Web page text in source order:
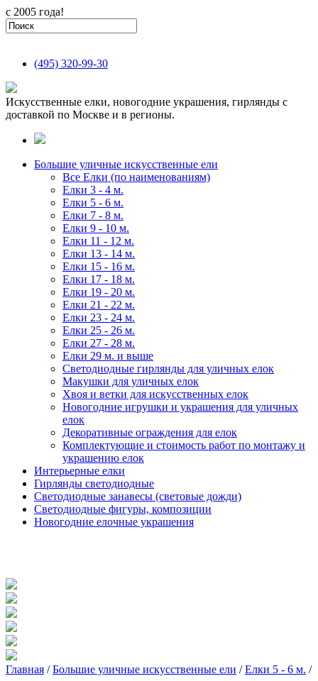
с 2005 года!
(495) 320-99-30
Искусственные елки, новогодние украшения, гирлянды с
доставкой по Москве и в регионы.
Большие уличные искусственные ели
Все Елки (по наименованиям)
Елки 3 - 4 м.
Елки 5 - 6 м.
Елки 7 - 8 м.
Елки 9 - 10 м.
Елки 11 - 12 м.
Елки 13 - 14 м.
Елки 15 - 16 м.
Елки 17 - 18 м.
Елки 19 - 20 м.
Елки 21 - 22 м.
Елки 23 - 24 м.
Елки 25 - 26 м.
Елки 27 - 28 м.
Елки 29 м. и выше
Светодиодные гирлянды для уличных елок
Макушки для уличных елок
Хвоя и ветки для искусственных елок
Новогодние игрушки и украшения для уличных
елок
Декоративные ограждения для елок
Комплектующие и стоимость работ по монтажу и
украшению елок
Интерьерные елки
Гирлянды светодиодные
Светодиодные занавесы (световые дожди)
Светодиодные фигуры, композиции
Новогодние елочные украшения
Главная / Большие уличные искусственные ели / Елки 5 - 6 м. /